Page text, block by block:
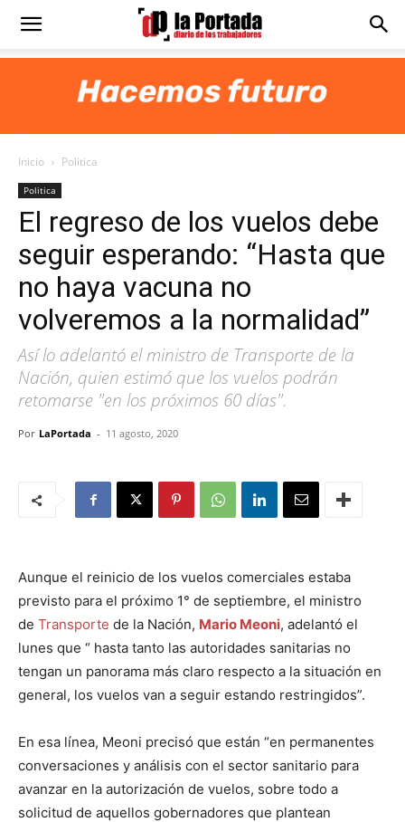
Diario
Portada
Inicio Politica
Politica
El regreso de los vuelos debe
seguir esperando: “Hasta que
no haya vacuna no
volveremos a la normalidad”
Así lo adelantó el ministro de Transporte de la
Nación, quien estimó que los vuelos podrán
retomarse "en los próximos 60 días".
Por LaPortada - 11 agosto, 2020
Aunque el reinicio de los vuelos comerciales estaba
previsto para el próximo 1° de septiembre, el ministro
de Transporte de la Nación, Mario Meoni, adelantó el
lunes que “ hasta tanto las autoridades sanitarias no
tengan un panorama más claro respecto a la situación en
general, los vuelos van a seguir estando restringidos”.
En esa línea, Meoni precisó que están “en permanentes
conversaciones y análisis con el sector sanitario para
avanzar en la autorización de vuelos, sobre todo a
solicitud de aquellos gobernadores que plantean